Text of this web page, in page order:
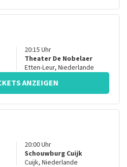
20:15 Uhr
Theater De Nobelaer
Etten-Leur, Niederlande
ANZEIGEN
20:00Uhr
Schouwburg Cuijk
Cuijk, Niederlande